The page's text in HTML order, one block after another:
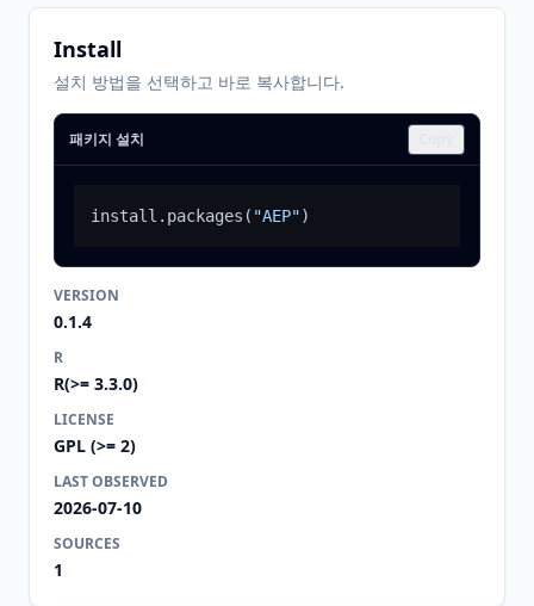
Install
설치 방법을 선택하고 바로 복사합니다.
패키지 설치
install.packages ( "AEP")
VERSION
0.1.4
R
R(>= 3.3.0)
LICENSE
GPL (>= 2)
LAST OBSERVED
2026-07-10
SOURCES
1